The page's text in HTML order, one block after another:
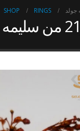
SHOP RINGS